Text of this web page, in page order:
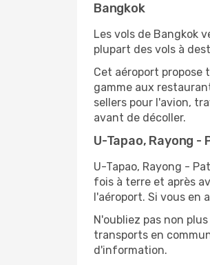
Bangkok
Les vols de Bangkok
plupart des vols à
Cet aéroport
gamme aux
sellers pour l'avion,
avant de décoller.
U-Tapao, Rayong -
U-Tapao, Rayong -
fois à terre et après
l'aéroport. Si vous en
N'oubliez pas non
transports en
d'information.